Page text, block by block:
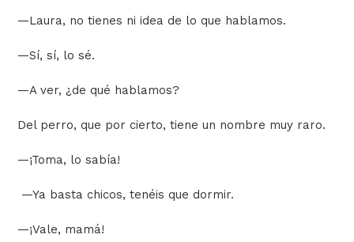
—Laura, no tienes ni idea de lo que hablamos.
—Sí, sí, lo sé.
—A ver, ¿de qué hablamos?
Del perro, que por cierto, tiene un nombre muy raro.
—¡Toma, lo sabía!
—Ya basta chicos, tenéis que dormir.
—¡Vale, mamá!